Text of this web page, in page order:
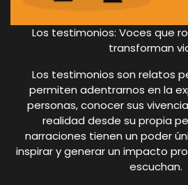
Los testimonios: Voces que
transforman
Los testimonios son relatos
permiten adentrarnos en la
personas, conocer sus
realidad desde su propia
narraciones tienen un poder
inspirar y generar un impacto
escuchan.